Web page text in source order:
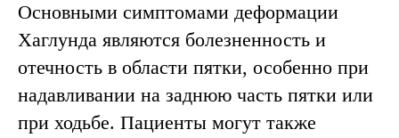
Основными симптомами деформации
Хаглунда являются болезненность и
отечность в области пятки, особенно при
надавливании на заднюю часть пятки или
при ходьбе. Пациенты могут также